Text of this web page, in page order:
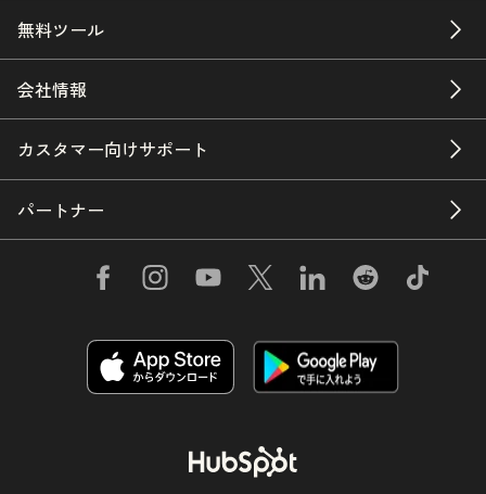
無料ツール
会社情報
カスタマー向けサポート
パートナー